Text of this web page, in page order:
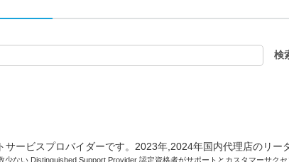
ない Distinguished Support Provider 認定資格者がサポートとカスタマーサクセ